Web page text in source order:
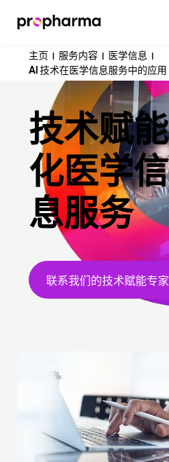
主页 服务内容 医学信息
AI 技术在医学信息服务中的应用
技术赋能
化医学信
息服务
联系我们的技术赋能专家]